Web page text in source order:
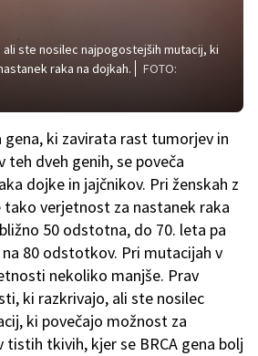
ste nosilec najpogostejših mutacij, ki
raka na dojkah.
FOTO:
gena, ki zavirata rast tumorjev in
teh dveh genih, se poveča
dojke in jajčnikov. Pri ženskah z
tako verjetnost za nastanek raka
50 odstotna, do 70. leta pa
80 odstotkov. Pri mutacijah v
nekoliko manjše. Prav
ki razkrivajo, ali ste nosilec
ki povečajo možnost za
tkivih, kjer se BRCA gena bolj